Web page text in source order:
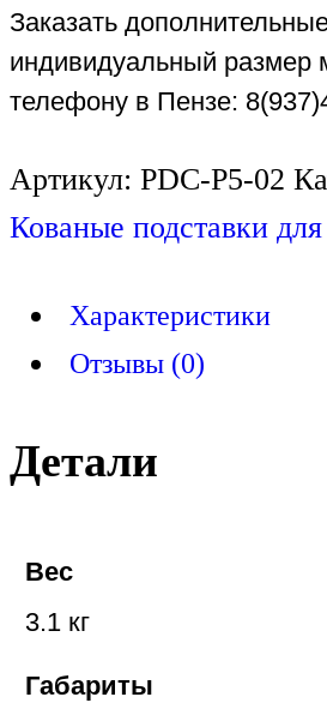
Заказать
индивидуальный размер
телефону в Пензе:
Артикул: PDC-P5-02
Кованые подставки
Характеристики
Отзывы (0)
Детали
Вес
3.1 кг
Габариты